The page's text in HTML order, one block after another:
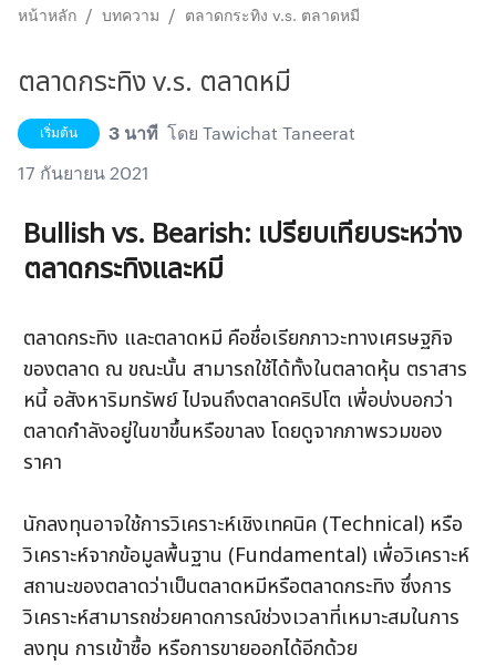
หน้าหลัก / บทความ / ตลาดกระทิง v.s. ตลาดหมี
ตลาดกระทิง v.s. ตลาดหมี
เริ่มต้น 3 นาที โดย Tawichat Taneerat
17 กันยายน 2021
Bullish vs. Bearish: เปรียบเทียบระหว่าง
ตลาดกระทิงและหมี
ตลาดกระทิง และตลาดหมี คือชื่อเรียกภาวะทางเศรษฐกิจ
ของตลาด ณ ขณะนั้น สามารถใช้ได้ทั้งในตลาดหุ้น ตราสาร
หนี้ อสังหาริมทรัพย์ ไปจนถึงตลาดคริปโต เพื่อบ่งบอกว่า
ตลาดกำลังอยู่ในขาขึ้นหรือขาลง โดยดูจากภาพรวมของ
ราคา
นักลงทุนอาจใช้การวิเคราะห์เชิงเทคนิค (Technical) หรือ
วิเคราะห์จากข้อมูลพื้นฐาน (Fundamental) เพื่อวิเคราะห์
สถานะของตลาดว่าเป็นตลาดหมีหรือตลาดกระทิง ซึ่งการ
วิเคราะห์สามารถช่วยคาดการณ์ช่วงเวลาที่เหมาะสมในการ
ลงทุน การเข้าซื้อ หรือการขายออกได้อีกด้วย